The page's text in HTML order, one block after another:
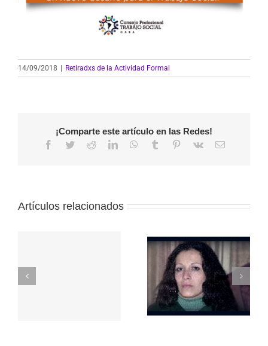
14/09/2018 Retiradxs de la Actividad Formal
¡Comparte este artículo en las Redes!
Facebook
TwitterRedditLinkedInWhatsApp
Tumblr Pinterest
Vk
Correo
Artículos relacionados
Repudio a la
represión